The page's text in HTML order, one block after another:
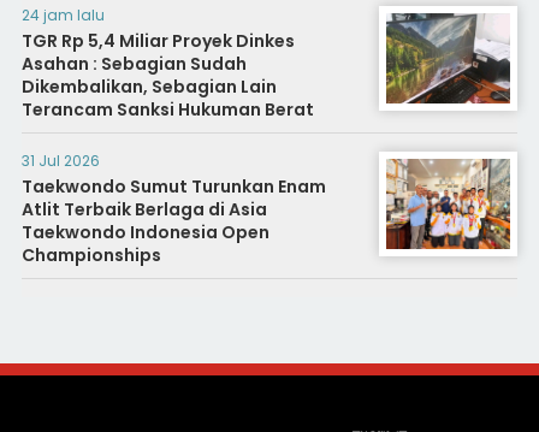
24 jam lalu
TGR Rp 5,4 Miliar Proyek Dinkes
Asahan : Sebagian Sudah
Dikembalikan, Sebagian Lain
Terancam Sanksi Hukuman Berat
31 Jul 2026
Taekwondo Sumut Turunkan Enam
Atlit Terbaik Berlaga di Asia
Taekwondo Indonesia Open
Championships